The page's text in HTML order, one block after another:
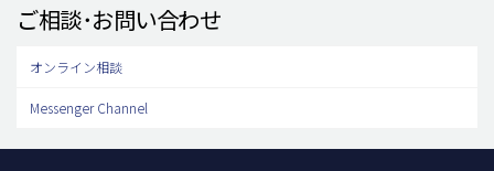
ご相談･お問い合わせ
オンライン相談
Messenger Channel